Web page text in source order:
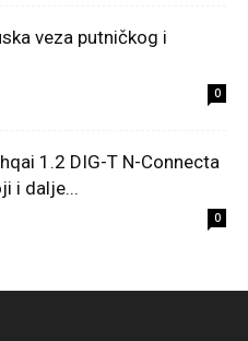
veza putničkog i
0
1.2 DIG-T N-Connecta
i dalje...
0